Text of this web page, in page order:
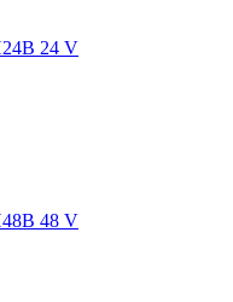
24 V
48 V